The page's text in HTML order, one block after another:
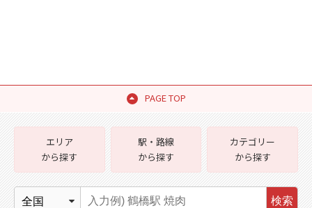
PAGE TOP
エリア
から探す
駅・路線
から探す
カテゴリー
から探す
検索